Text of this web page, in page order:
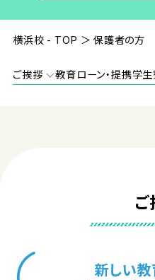
横浜校 - TOP 保護者の方
ご挨拶 教育ローン・提携学